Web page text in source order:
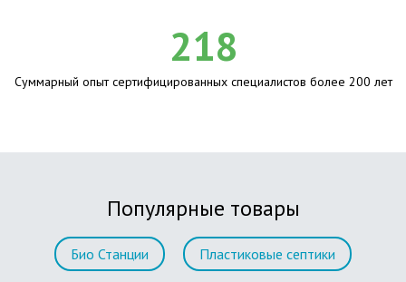
218
Суммарный опыт сертифицированных специалистов более 200 лет
Популярные товары
Био Станции Пластиковые септики